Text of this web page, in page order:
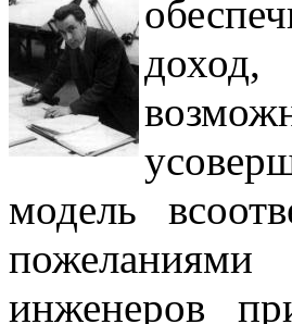
доход,
модель
инженеров